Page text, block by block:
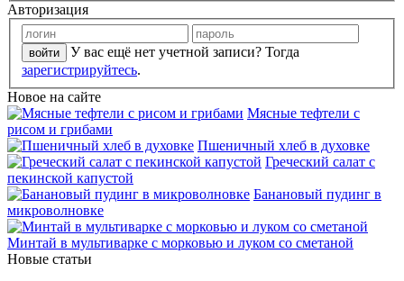
Авторизация
У вас ещё нет учетной записи? Тогда
зарегистрируйтесь.
Новое на сайте
Мясные тефтели с
рисом и грибами
Пшеничный хлеб в духовке
Греческий салат с
пекинской капустой
Банановый пудинг в
микроволновке
Минтай в мультиварке с морковью и луком со сметаной
Новые статьи